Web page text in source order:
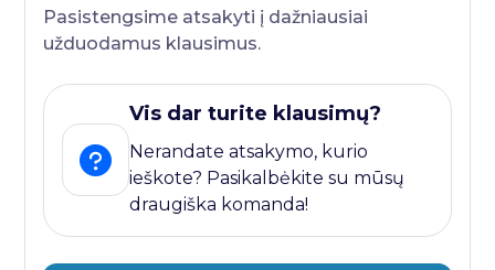
Pasistengsime atsakyti į dažniausiai
užduodamus klausimus.
Vis dar turite klausimų?
Nerandate atsakymo, kurio
ieškote? Pasikalbėkite su mūsų
draugiška komanda!